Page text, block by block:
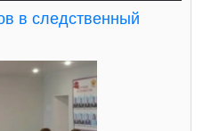
в следственный